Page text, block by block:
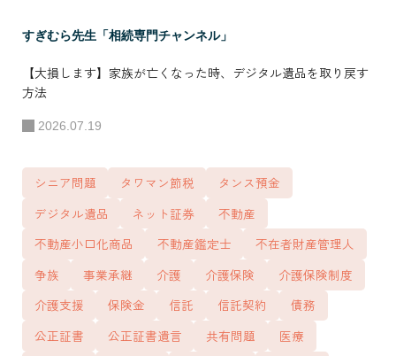
取締役 株式会社C-
NECT 代表取締役
T」 - 不動産コン
サルタントFC「資
産運用ミライ相談
所」
すぎむら先生「相続専門チャンネル」
【大損します】家族が亡くなった時、デジタル遺品を取り戻す
方法
2026.07.19
シニア問題 タワマン節税
タンス預金
デジタル遺品
ネット証券
不動産
不動産小口化商品
不動産鑑定士
不在者財産管理人
争族
事業承継 介護 介護保険
介護保険制度
介護支援
保険金 信託 信託契約
債務
公正証書
公正証書遺言 共有問題
医療